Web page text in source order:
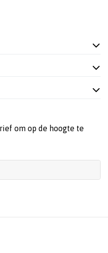
om op de hoogte te